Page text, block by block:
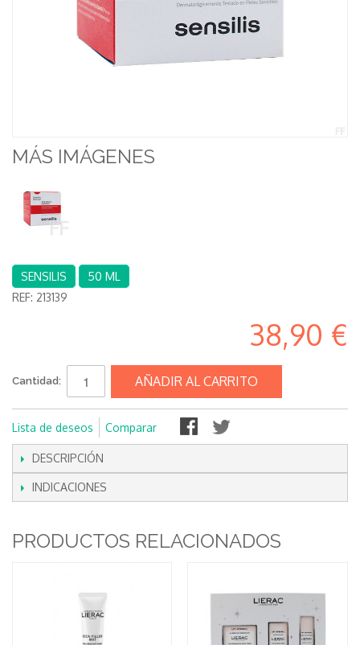
MÁS IMÁGENES
SENSILIS
50 ML
REF: 213139
38,90 €
Cantidad: AÑADIR AL CARRITO
Lista de deseos Comparar
DESCRIPCIÓN
INDICACIONES
PRODUCTOS RELACIONADOS